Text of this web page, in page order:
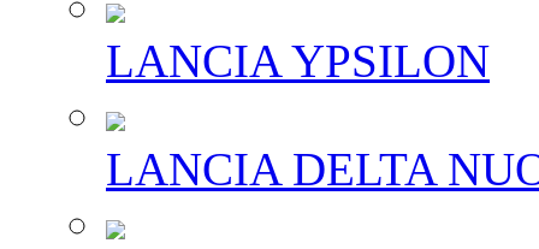
LANCIA YPSILON
LANCIA DELTA